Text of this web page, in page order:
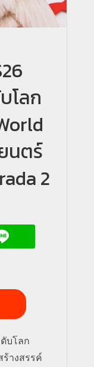
โลก
นตร์
2
บโลก
างสรรค์